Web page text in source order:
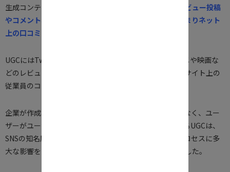
生成コンテンツ。
例えば、ユーザーが利用したときのレビュー投稿
やコメント、あるいはシェア記事のこともあります。つまりネット
上の口コミのことです。
UGCにはTwitterやInstagram上の口コミに加え、グルメや映画な
どのレビューサイトに載っている書き込みや、転職支援サイト上の
従業員のコメントも含まれています。
企業が作成したオウンドメディアやペイドメディアではなく、ユー
ザーがユーザーに向けて発信するアーンドメディアであるUGCは、
SNSの知名度が上がるとともに、一般ユーザーの購買プロセスに多
大な影響を与えるコンテンツとみなされるようになりました。